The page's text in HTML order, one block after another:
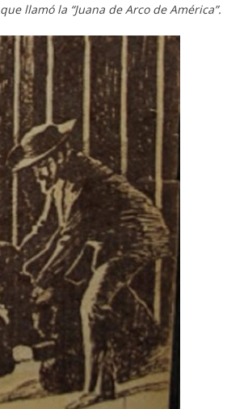
llamó la “Juana de Arco de América”.